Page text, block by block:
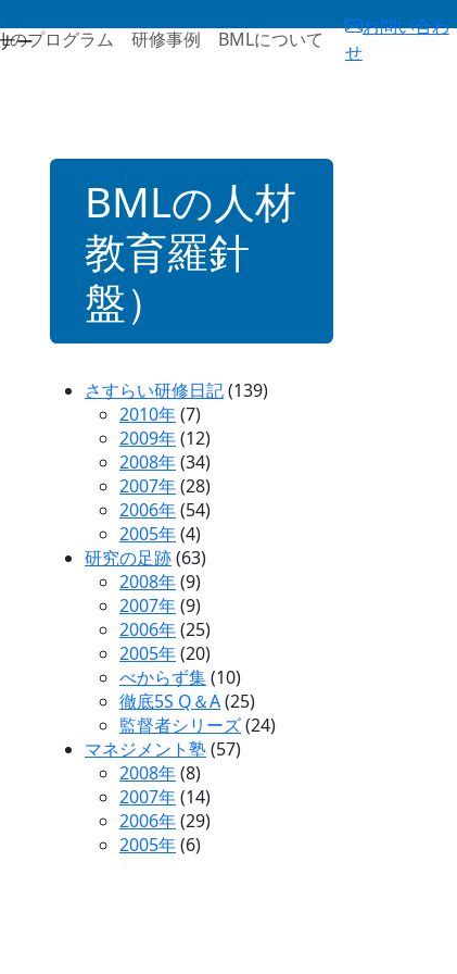
のプログラム 研修事例 BMLについて
お問い合わ
せ
ー
BMLの人材
教育羅針
盤）
さすらい研修日記(139)
2010年(7)
2009年(12)
2008年(34)
2007年(28)
2006年(54)
2005年(4)
研究の足跡(63)
2008年(9)
2007年(9)
2006年(25)
2005年(20)
べからず集(10)
徹底5S Q＆A(25)
監督者シリーズ(24)
マネジメント塾(57)
2008年(8)
2007年(14)
2006年(29)
2005年(6)